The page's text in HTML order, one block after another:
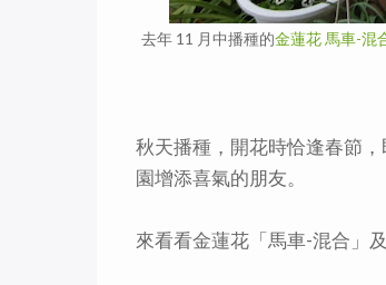
去年 11 月中播種的金蓮花 馬車-混
秋天播種，開花時恰逢春節
園增添喜氣的朋友。
來看看金蓮花「馬車-混合」